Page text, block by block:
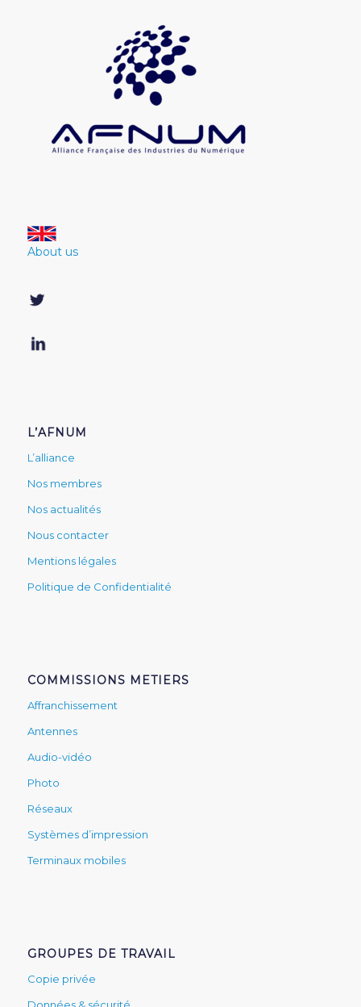
About us
L’AFNUM
L’alliance
Nos membres
Nos actualités
Nous contacter
Mentions légales
Politique de Confidentialité
COMMISSIONS METIERS
Affranchissement
Antennes
Audio-vidéo
Photo
Réseaux
Systèmes d’impression
Terminaux mobiles
GROUPES DE TRAVAIL
Copie privée